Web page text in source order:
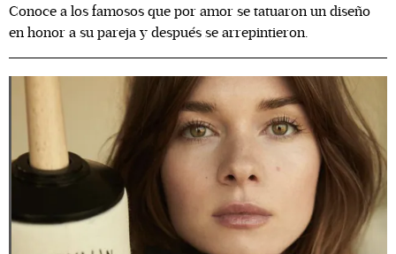
Conoce a los famosos que por amor se tatuaron un diseño
en honor a su pareja y después se arrepintieron.